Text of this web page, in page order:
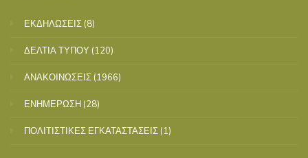
ΕΚΔΗΛΩΣΕΙΣ (8)
ΔΕΛΤΙΑ ΤΥΠΟΥ (120)
ΑΝΑΚΟΙΝΩΣΕΙΣ (1966)
ΕΝΗΜΕΡΩΣΗ (28)
ΠΟΛΙΤΙΣΤΙΚΕΣ ΕΓΚΑΤΑΣΤΑΣΕΙΣ (1)